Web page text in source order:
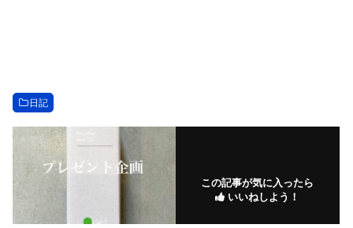
日記
この記事が気に入ったら
いいねしよう！